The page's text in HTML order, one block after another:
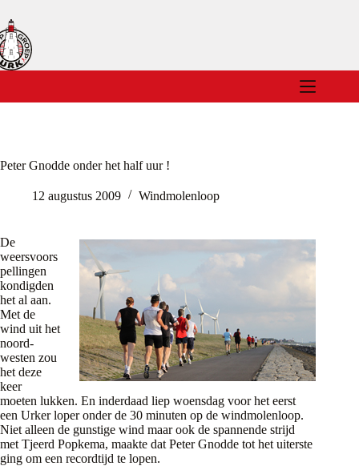
naar
de
inhoud
Peter Gnodde onder het half uur !
12 augustus 2009 Windmolenloop
De
weersvoors
pellingen
kondigden
het al aan.
Met de
wind uit het
noord-
westen zou
het deze
keer
moeten lukken. En inderdaad liep woensdag voor het eerst
een Urker loper onder de 30 minuten op de windmolenloop.
Niet alleen de gunstige wind maar ook de spannende strijd
met Tjeerd Popkema, maakte dat Peter Gnodde tot het uiterste
ging om een recordtijd te lopen.